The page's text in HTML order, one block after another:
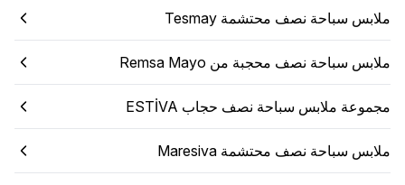
ملابس سباحة نصف محتشمة Tesmay
ملابس سباحة نصف محجبة من Remsa Mayo
مجموعة ملابس سباحة نصف حجاب ESTİVA
ملابس سباحة نصف محتشمة Maresiva